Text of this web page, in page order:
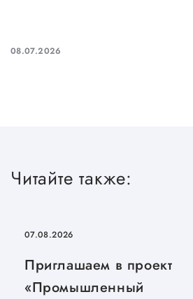
08.07.2026
Читайте также:
07.08.2026
Приглашаем в проект
«Промышленный